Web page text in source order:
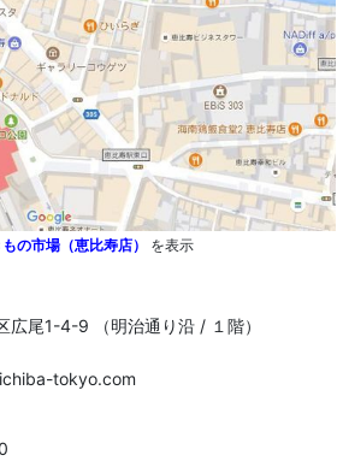
の市場（恵比寿店） を表示
尾1-4-9 （明治通り沿 / １階）
tokyo.com